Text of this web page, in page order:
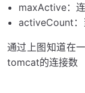
maxActive：
activeCount：
通过上图知道在
tomcat的连接数